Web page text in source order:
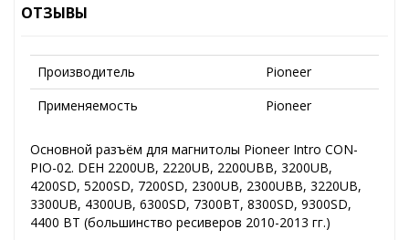
ОТЗЫВЫ
Производитель
Pioneer
Применяемость
Pioneer
Основной разъём для магнитолы Pioneer Intro CON-
PIO-02. DEH 2200UB, 2220UB, 2200UBB, 3200UB,
4200SD, 5200SD, 7200SD, 2300UB, 2300UBB, 3220UB,
3300UB, 4300UB, 6300SD, 7300BT, 8300SD, 9300SD,
4400 BT (большинство ресиверов 2010-2013 гг.)